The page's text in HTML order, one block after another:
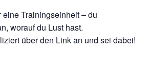
Trainingseinheit – du
worauf du Lust hast.
über den Link an und sei dabei!